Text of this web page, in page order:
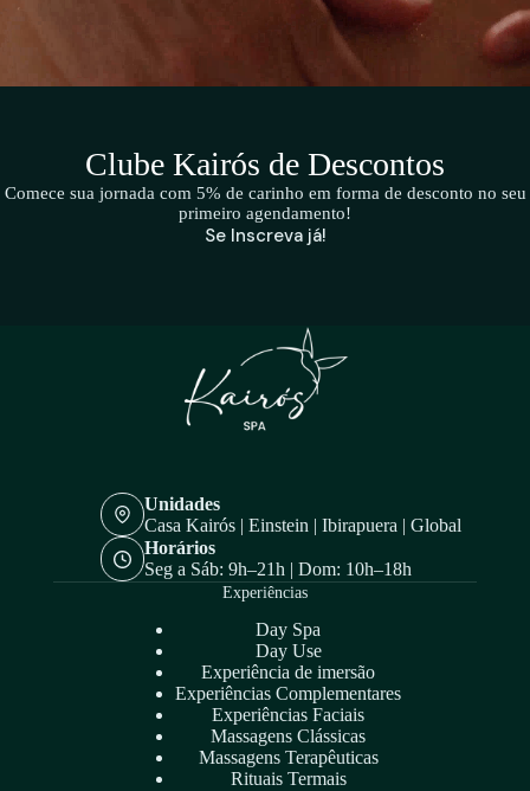
Clube Kairós de Descontos
Comece sua jornada com 5% de carinho em forma de desconto no seu
primeiro agendamento!
Se Inscreva já!
Unidades
Casa Kairós | Einstein | Ibirapuera | Global
Horários
Seg a Sáb: 9h–21h | Dom: 10h–18h
Experiências
Day Spa
Day Use
Experiência de imersão
Experiências Complementares
Experiências Faciais
Massagens Clássicas
Massagens Terapêuticas
Rituais Termais